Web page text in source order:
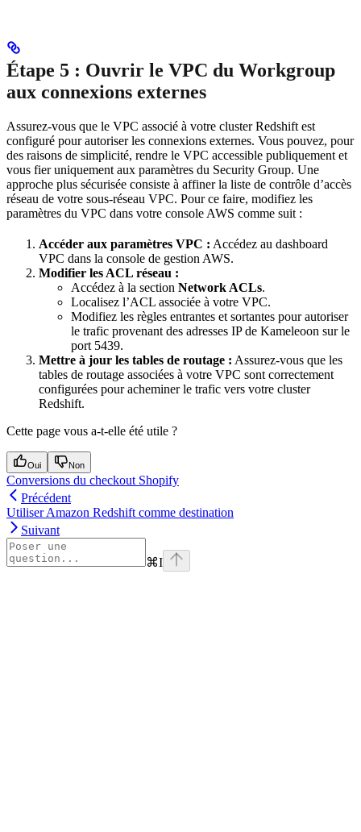
Étape 5 : Ouvrir le VPC du Workgroup
aux connexions externes
Assurez-vous que le VPC associé à votre cluster Redshift est
configuré pour autoriser les connexions externes. Vous pouvez, pour
des raisons de simplicité, rendre le VPC accessible publiquement et
vous fier uniquement aux paramètres du Security Group. Une
approche plus sécurisée consiste à affiner la liste de contrôle d’accès
réseau de votre sous-réseau VPC. Pour ce faire, modifiez les
paramètres du VPC dans votre console AWS comme suit :
Accéder aux paramètres VPC : Accédez au dashboard
VPC dans la console de gestion AWS.
Modifier les ACL réseau :
Accédez à la section Network ACLs.
Localisez l’ACL associée à votre VPC.
Modifiez les règles entrantes et sortantes pour autoriser
le trafic provenant des adresses IP de Kameleoon sur le
port 5439.
Mettre à jour les tables de routage : Assurez-vous que les
tables de routage associées à votre VPC sont correctement
configurées pour acheminer le trafic vers votre cluster
Redshift.
Cette page vous a-t-elle été utile ?
Oui Non
Conversions du checkout Shopify
Précédent
Utiliser Amazon Redshift comme destination
Suivant
⌘I